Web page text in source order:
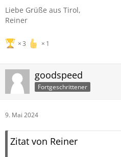
Liebe Grüße aus Tirol,
Reiner
3 1
goodspeed
Fortgeschrittener
9. Mai 2024
Zitat von Reiner